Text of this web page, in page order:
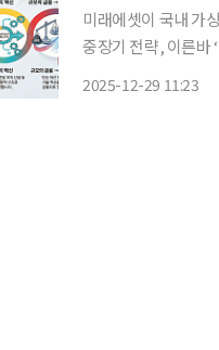
미래에셋이 국내 가
중장기 전략, 이른바 ‘미래에
2025-12-29 11:23